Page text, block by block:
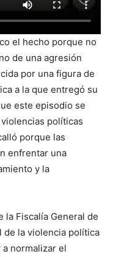
el hecho porque no
de una agresión
por una figura de
a la que entregó su
este episodio se
políticas
porque las
enfrentar una
y la
la Fiscalía General de
de la violencia política
normalizar el